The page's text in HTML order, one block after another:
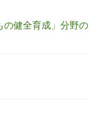
健全育成」分野の